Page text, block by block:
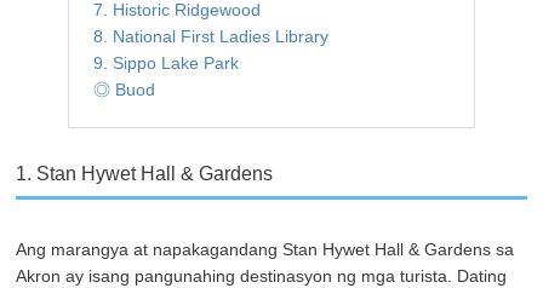
7. Historic Ridgewood
8. National First Ladies Library
9. Sippo Lake Park
◎ Buod
1. Stan Hywet Hall & Gardens
Ang marangya at napakagandang Stan Hywet Hall & Gardens sa
Akron ay isang pangunahing destinasyon ng mga turista. Dating